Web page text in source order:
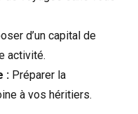
d’un capital de
activité.
: Préparer la
à vos héritiers.